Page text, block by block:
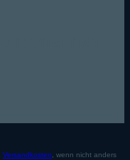
Versandkosten , wenn nicht anders